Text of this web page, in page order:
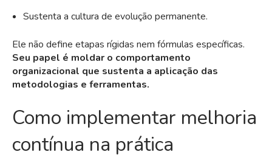
Sustenta a cultura de evolução permanente.
Ele não define etapas rígidas nem fórmulas específicas.
Seu papel é moldar o comportamento
organizacional que sustenta a aplicação das
metodologias e ferramentas.
Como implementar melhoria
contínua na prática